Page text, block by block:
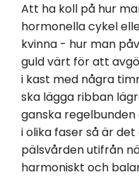
Att ha koll på hur
hormonella cykel
kvinna - hur man
guld värt för att
i kast med några
ska lägga ribban
ganska
i olika faser så är
pälsvården utifrån
harmoniskt och